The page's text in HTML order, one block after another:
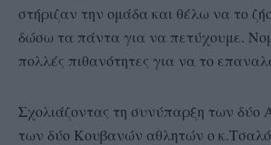
στήριζαν την ομάδα και θέλω να το
δώσω τα πάντα για να πετύχουμε.
πολλές πιθανότητες για να το
Σχολιάζοντας τη συνύπαρξη των δύο
των δύο Κουβανών αθλητών ο